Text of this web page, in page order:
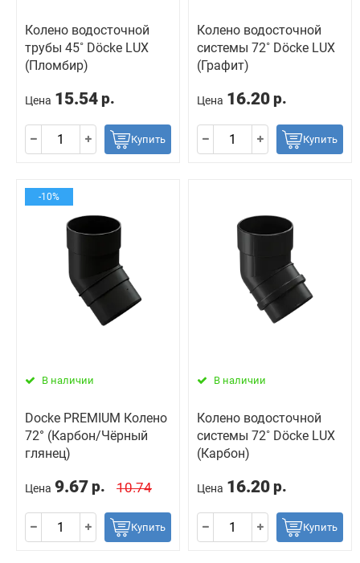
Колено водосточной
трубы 45˚ Döcke LUX
(Пломбир)
Цена 15.54 р.
Купить
Колено водосточной
системы 72˚ Döcke LUX
(Графит)
Цена 16.20 р.
Купить
-10%
В наличии
Docke PREMIUM Колено
72° (Карбон/Чёрный
глянец)
Цена 9.67 р. 10.74
Купить
В наличии
Колено водосточной
системы 72˚ Döcke LUX
(Карбон)
Цена 16.20 р.
Купить